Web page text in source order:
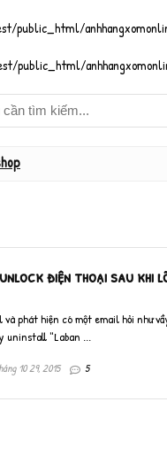
public_html/
public_html/
điện thoại sau khi
phát hiện có một email hỏi như
uninstall "Laban ...
10 29, 2015 5